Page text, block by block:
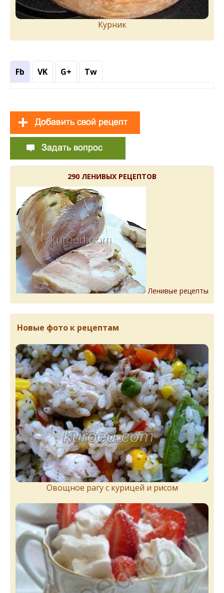
Курник
Fb VK G+ Tw
290 ЛЕНИВЫХ РЕЦЕПТОВ
Ленивые рецепты
Новые фото к рецептам
Овощное рагу с курицей и рисом